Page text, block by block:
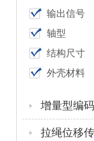
输出信号
轴型
结构尺寸
外壳材料
增量型编
拉绳位移